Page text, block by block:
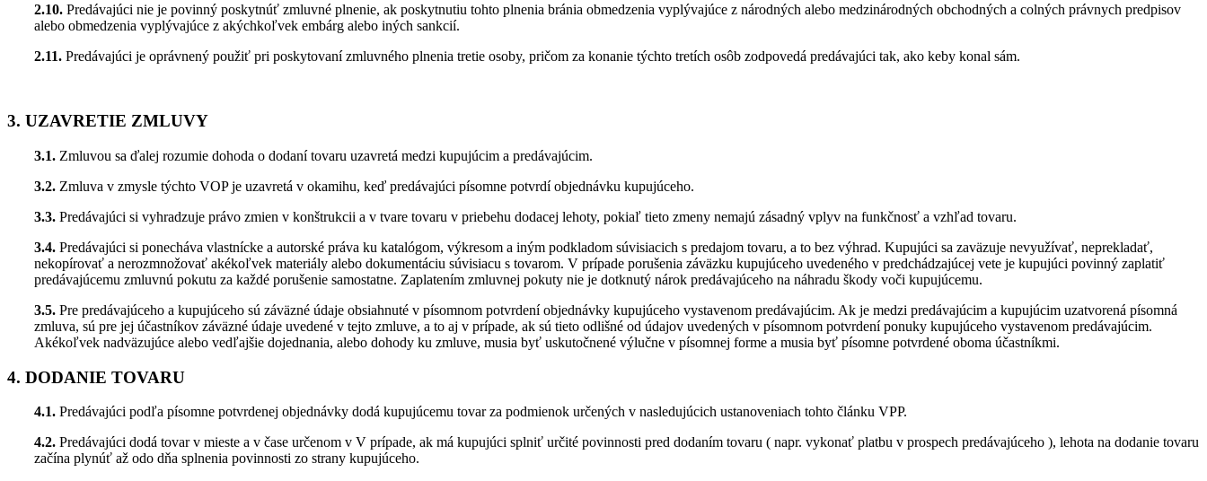
2.10. Predávajúci nie je povinný poskytnúť zmluvné plnenie, ak poskytnutiu tohto plnenia bránia obmedzenia vyplývajúce z národných alebo medzinárodných obchodných a colných právnych predpisov
alebo obmedzenia vyplývajúce z akýchkoľvek embárg alebo iných sankcií.
2.11. Predávajúci je oprávnený použiť pri poskytovaní zmluvného plnenia tretie osoby, pričom za konanie týchto tretích osôb zodpovedá predávajúci tak, ako keby konal sám.
3. UZAVRETIE ZMLUVY
3.1. Zmluvou sa ďalej rozumie dohoda o dodaní tovaru uzavretá medzi kupujúcim a predávajúcim.
3.2. Zmluva v zmysle týchto VOP je uzavretá v okamihu, keď predávajúci písomne potvrdí objednávku kupujúceho.
3.3. Predávajúci si vyhradzuje právo zmien v konštrukcii a v tvare tovaru v priebehu dodacej lehoty, pokiaľ tieto zmeny nemajú zásadný vplyv na funkčnosť a vzhľad tovaru.
3.4. Predávajúci si ponecháva vlastnícke a autorské práva ku katalógom, výkresom a iným podkladom súvisiacich s predajom tovaru, a to bez výhrad. Kupujúci sa zaväzuje nevyužívať, neprekladať,
nekopírovať a nerozmnožovať akékoľvek materiály alebo dokumentáciu súvisiacu s tovarom. V prípade porušenia záväzku kupujúceho uvedeného v predchádzajúcej vete je kupujúci povinný zaplatiť
predávajúcemu zmluvnú pokutu za každé porušenie samostatne. Zaplatením zmluvnej pokuty nie je dotknutý nárok predávajúceho na náhradu škody voči kupujúcemu.
3.5. Pre predávajúceho a kupujúceho sú záväzné údaje obsiahnuté v písomnom potvrdení objednávky kupujúceho vystavenom predávajúcim. Ak je medzi predávajúcim a kupujúcim uzatvorená písomná
zmluva, sú pre jej účastníkov záväzné údaje uvedené v tejto zmluve, a to aj v prípade, ak sú tieto odlišné od údajov uvedených v písomnom potvrdení ponuky kupujúceho vystavenom predávajúcim.
Akékoľvek nadväzujúce alebo vedľajšie dojednania, alebo dohody ku zmluve, musia byť uskutočnené výlučne v písomnej forme a musia byť písomne potvrdené oboma účastníkmi.
4. DODANIE TOVARU
4.1. Predávajúci podľa písomne potvrdenej objednávky dodá kupujúcemu tovar za podmienok určených v nasledujúcich ustanoveniach tohto článku VPP.
4.2. Predávajúci dodá tovar v mieste a v čase určenom v V prípade, ak má kupujúci splniť určité povinnosti pred dodaním tovaru ( napr. vykonať platbu v prospech predávajúceho ), lehota na dodanie tovaru
začína plynúť až odo dňa splnenia povinnosti zo strany kupujúceho.